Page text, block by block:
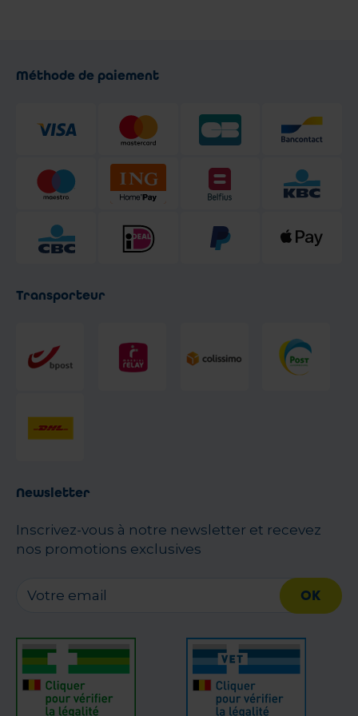
Méthode de paiement
Transporteur
Newsletter
Inscrivez-vous à notre newsletter et recevez
nos promotions exclusives
OK